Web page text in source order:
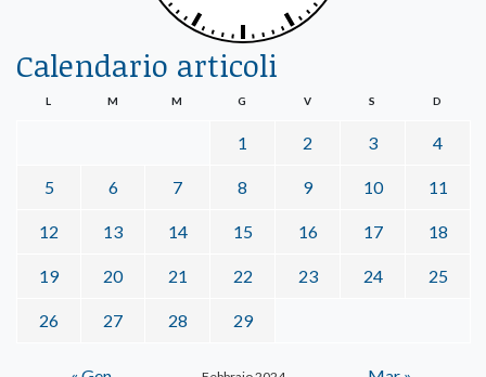
Calendario articoli
L M M G V S D
1 2 3 4
5 6 7 8 9 10 11
12 13 14 15 16 17 18
19 20 21 22 23 24 25
26 27 28 29